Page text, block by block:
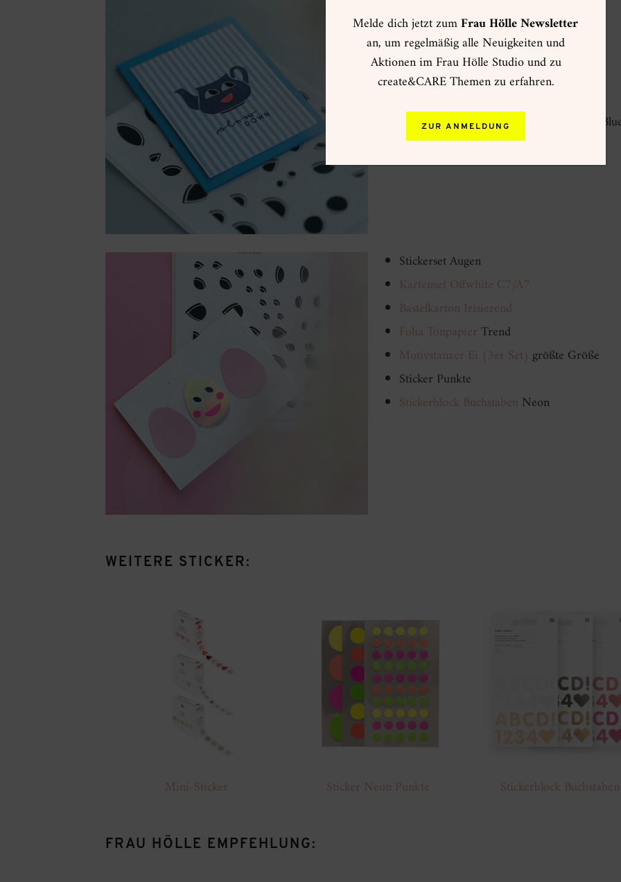
Bastelkarton Muster
Sticker Punkte
Stempelset A6 Hygge
VersaFine Clair Stempelkissen
Midnight
Stickerset Augen
Kartenset Offwhite C7/A7
Bastelkarton Irisierend
Folia TonpapierTrend
Motivstanzer Ei (3er Set) größte Größe
Sticker Punkte
Stickerblock Buchstaben Neon
WEITERE STICKER:
Mini-Sticker Sticker Neon Punkte Stickerblock Buchstaben
FRAU HÖLLE EMPFEHLUNG:
Melde dich jetzt zumFrau Hölle Newsletter
an, um regelmäßig alle Neuigkeiten und
Aktionen im Frau Hölle Studio und zu
create&CARE Themen zu erfahren.
ZUR ANMELDUNG